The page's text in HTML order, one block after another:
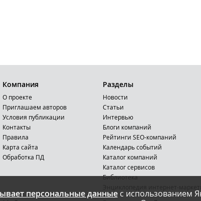
персональные данныес использованием
Компания
О проекте
Приглашаем авторов
Условия публикации
Контакты
Правила
Карта сайта
Обработка ПД
Разделы
Новости
Статьи
Интервью
Блоги компаний
Рейтинги SEO-компаний
Календарь событий
Каталог компаний
Каталог сервисов
Библиотека